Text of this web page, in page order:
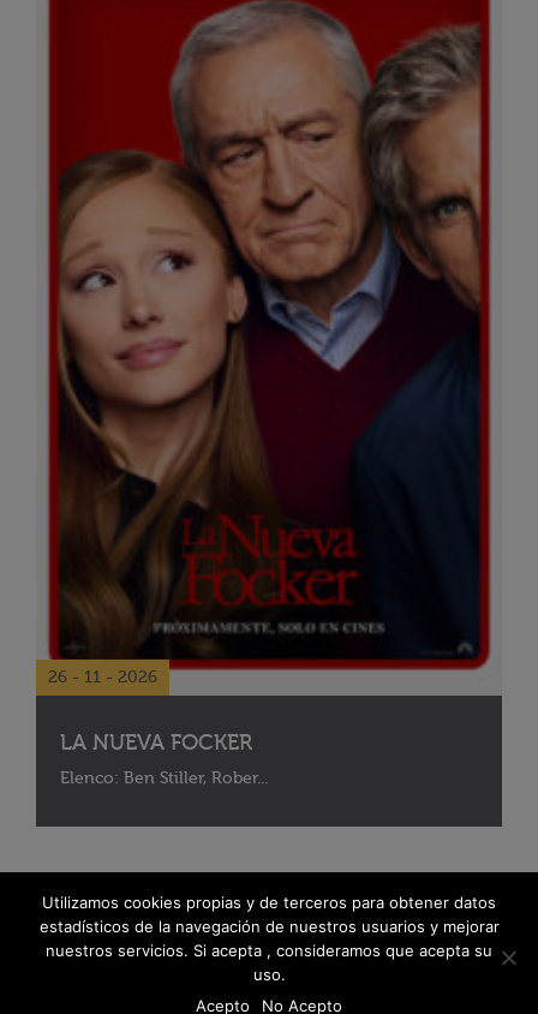
26 - 11 - 2026
LA NUEVA FOCKER
Elenco: Ben Stiller, Rober...
Utilizamos cookies propias y de terceros para obtener datos
estadísticos de la navegación de nuestros usuarios y mejorar
nuestros servicios. Si acepta , consideramos que acepta su
uso.
Acepto
No Acepto